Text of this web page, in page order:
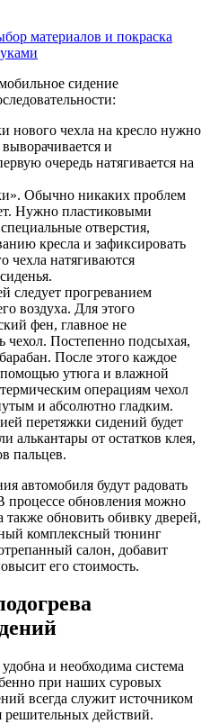
материалов и покраска
сидение
нового чехла на кресло нужно
и
очередь натягивается на
Обычно никаких проблем
Нужно пластиковыми
отверстия,
кресла и зафиксировать
чехла натягиваются
следует прогреванием
воздуха. Для этого
фен, главное не
чехол. Постепенно подсыхая,
После этого каждое
помощью утюга и влажной
операциям чехол
и абсолютно гладким.
перетяжки сидений будет
алькантары от остатков клея,
пальцев.
автомобиля будут радовать
процессе обновления можно
также обновить обивку дверей,
комплексный тюнинг
салон, добавит
его стоимость.
и необходима система
при наших суровых
всегда служит источником
решительных действий.